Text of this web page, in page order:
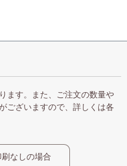
ます。また、ご注文の数量や
ございますので、詳しくは各
刷なしの場合